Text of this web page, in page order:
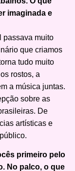
imaginada e
passava muito
que criamos
tudo muito
rostos, a
a música juntas.
sobre as
De
artísticas e
primeiro pelo
No palco, o que